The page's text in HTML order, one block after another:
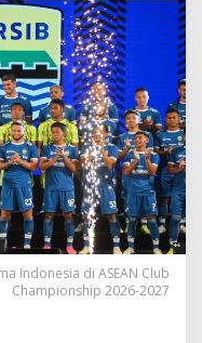
Indonesia di ASEAN Club
Championship 2026-2027